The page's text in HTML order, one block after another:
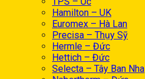
Hamilton – UK
Euromex – Hà Lan
Precisa – Thụy Sỹ
Hermle – Đức
Hettich – Đức
Selecta – Tây Ban Nha